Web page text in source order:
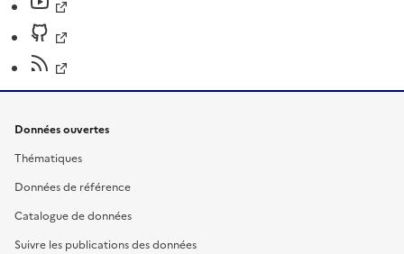
Données ouvertes
Thématiques
Données de référence
Catalogue de données
Suivre les publications des données